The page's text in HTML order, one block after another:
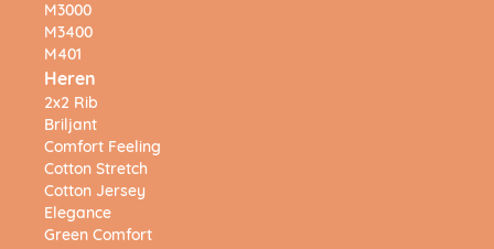
M3000
M3400
M401
Heren
2x2 Rib
Briljant
Comfort Feeling
Cotton Stretch
Cotton Jersey
Elegance
Green Comfort